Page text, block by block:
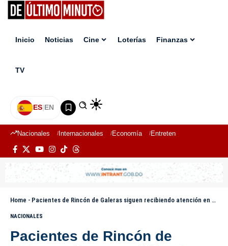
Inicio Noticias Cine Loterías Finanzas
TV
ES|EN
Nacionales Internacionales Economía Entretenimiento
Home - Pacientes de Rincón de Galeras siguen recibiendo atención en una marquesina
NACIONALES
Pacientes de Rincón de